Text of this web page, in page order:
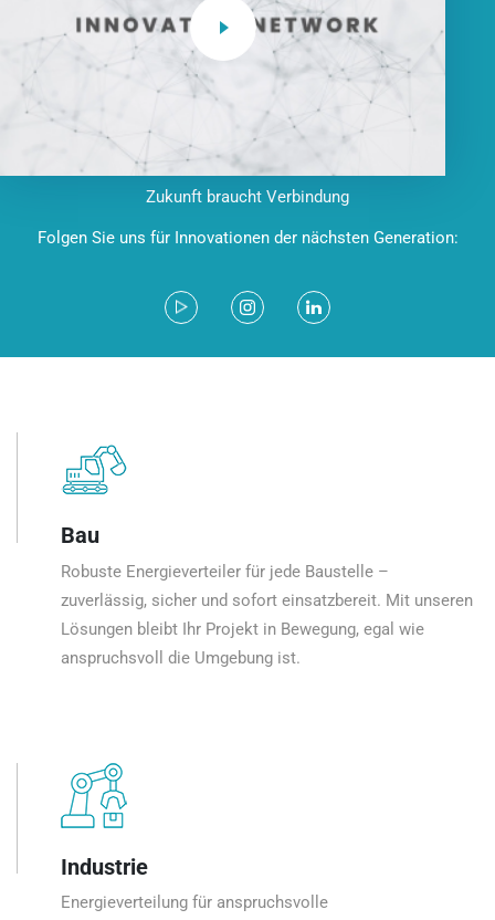
Zukunft braucht Verbindung
Folgen Sie uns für Innovationen der nächsten Generation:
Bau
Robuste Energieverteiler für jede Baustelle –
zuverlässig, sicher und sofort einsatzbereit. Mit unseren
Lösungen bleibt Ihr Projekt in Bewegung, egal wie
anspruchsvoll die Umgebung ist.
Industrie
Energieverteilung für anspruchsvolle